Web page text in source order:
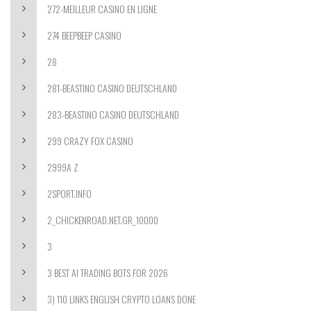
272-MEILLEUR CASINO EN LIGNE
274 BEEPBEEP CASINO
28
281-BEASTINO CASINO DEUTSCHLAND
283-BEASTINO CASINO DEUTSCHLAND
299 CRAZY FOX CASINO
2999A Z
2SPORT.INFO
2_CHICKENROAD.NET.GR_10000
3
3 BEST AI TRADING BOTS FOR 2026
3) 110 LINKS ENGLISH CRYPTO LOANS DONE